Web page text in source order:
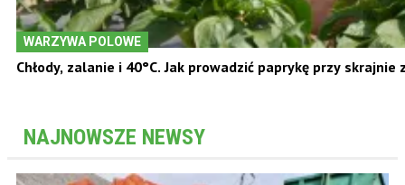
WARZYWA POLOWE
Chłody, zalanie i 40°C. Jak prowadzić paprykę przy
NAJNOWSZE NEWSY